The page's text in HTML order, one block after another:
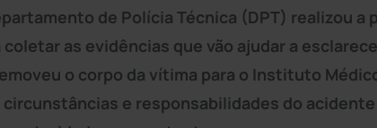
de Polícia Técnica (DPT) realizou a
as evidências que vão ajudar a
o corpo da vítima para o Instituto
circunstâncias e responsabilidades do